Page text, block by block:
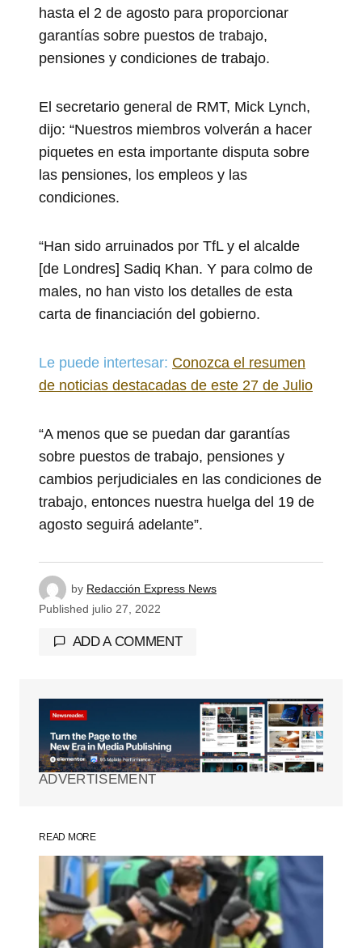
hasta el 2 de agosto para proporcionar
garantías sobre puestos de trabajo,
pensiones y condiciones de trabajo.
El secretario general de RMT, Mick Lynch,
dijo: “Nuestros miembros volverán a hacer
piquetes en esta importante disputa sobre
las pensiones, los empleos y las
condiciones.
“Han sido arruinados por TfL y el alcalde
[de Londres] Sadiq Khan. Y para colmo de
males, no han visto los detalles de esta
carta de financiación del gobierno.
Le puede intertesar: Conozca el resumen
de noticias destacadas de este 27 de Julio
“A menos que se puedan dar garantías
sobre puestos de trabajo, pensiones y
cambios perjudiciales en las condiciones de
trabajo, entonces nuestra huelga del 19 de
agosto seguirá adelante”.
by Redacción Express News
Published julio 27, 2022
ADD A COMMENT
Tu dirección de correo electrónico no será
Los campos obligatorios están
marcados con*
Your Name*
Your E-mail
ADVERTISEMENT
READ MORE